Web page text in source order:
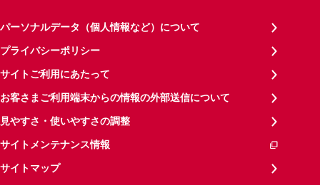
パーソナルデータ（個人情報など）について
プライバシーポリシー
サイトご利用にあたって
お客さまご利用端末からの情報の外部送信について
見やすさ・使いやすさの調整
サイトメンテナンス情報
サイトマップ